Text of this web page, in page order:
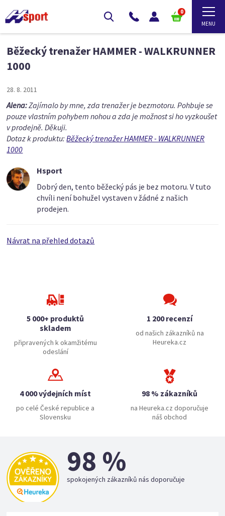
0
Běžecký trenažer HAMMER - WALKRUNNER
1000
28. 8. 2011
Alena:Zajímalo by mne, zda trenažer je bezmotoru. Pohbuje se
pouze vlastním pohybem nohou a zda je možnost si ho vyzkoušet
v prodejně. Děkuji.
Dotaz k produktu:Běžecký trenažer HAMMER - WALKRUNNER
1000
Hsport
Dobrý den, tento běžecký pás je bez motoru. V tuto
chvíli není bohužel vystaven v žádné z našich
prodejen.
Návrat na přehled dotazů
5 000+ produktů
skladem
připravených k okamžitému
odeslání
1 200 recenzí
od našich zákazníků na
Heureka.cz
4 000 výdejních míst
po celé České republice a
Slovensku
98 % zákazníků
na Heureka.cz doporučuje
náš obchod
98 %
spokojených zákazníků nás doporučuje